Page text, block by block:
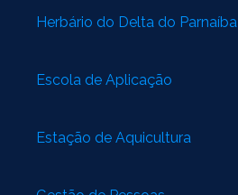
Herbário do Delta do Parnaíba
Escola de Aplicação
Estação de Aquicultura